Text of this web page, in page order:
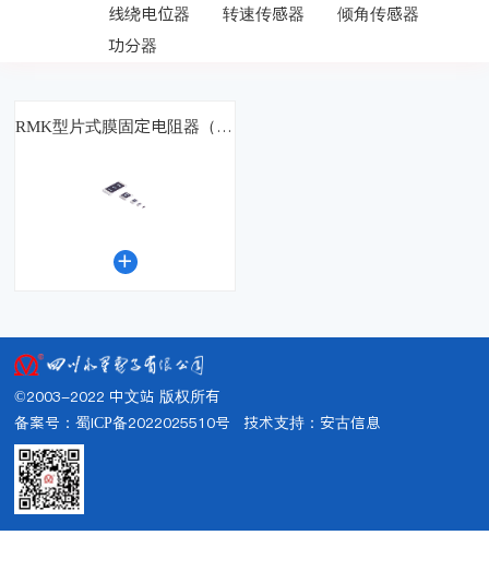
线绕电位器
转速传感器
倾角传感器
功分器
RMK型片式膜固定电阻器（国军标）

©2003-2022 中文站 版权所有
备案号：蜀ICP备2022025510号 技术支持： 安古信息